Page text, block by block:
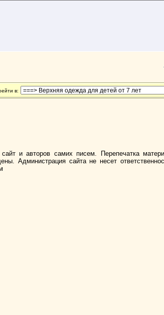
в:
и авторов самих писем. Перепечатка
Администрация сайта не несет